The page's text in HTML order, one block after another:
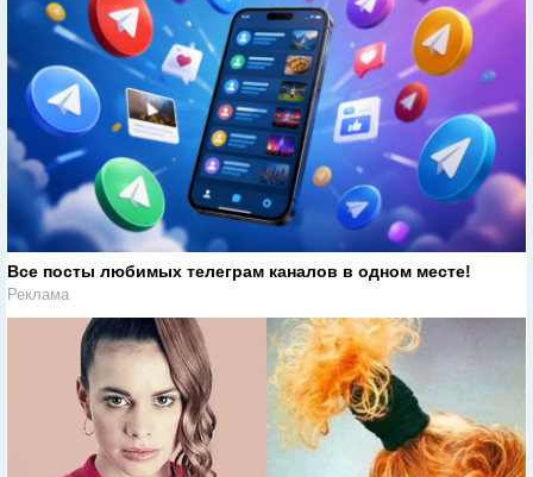
Все посты любимых телеграм каналов в одном месте!
Реклама